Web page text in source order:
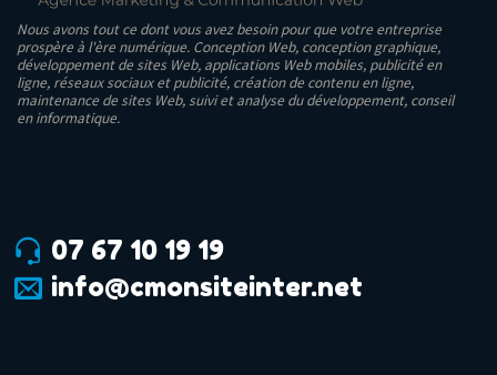
e
t
é
n
e
Nous avons tout ce dont vous avez besoin pour que votre entreprise
prospère à l'ère numérique. Conception Web, conception graphique,
développement de sites Web, applications Web mobiles, publicité en
ligne, réseaux sociaux et publicité, création de contenu en ligne,
maintenance de sites Web, suivi et analyse du développement, conseil
en informatique.
07 67 10 19 19
info@cmonsiteinter.net